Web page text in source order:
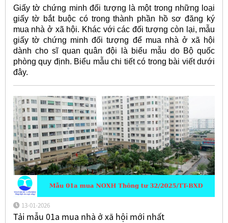
Giấy tờ chứng minh đối tượng là một trong những loại
giấy tờ bắt buộc có trong thành phần hồ sơ đăng ký
mua nhà ở xã hội. Khác với các đối tượng còn lại, mẫu
giấy tờ chứng minh đối tượng để mua nhà ở xã hội
dành cho sĩ quan quân đội là biểu mẫu do Bộ quốc
phòng quy định. Biểu mẫu chi tiết có trong bài viết dưới
đây.
13-01-2026
Tải mẫu 01a mua nhà ở xã hội mới nhất